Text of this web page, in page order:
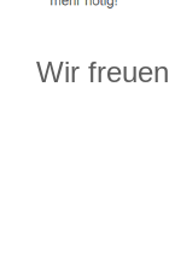
Wir